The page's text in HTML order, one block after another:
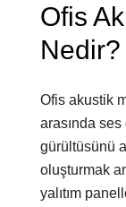
Ofis
Nedir?
Ofis akustik
arasında
gürültüsünü
oluşturmak
yalıtım